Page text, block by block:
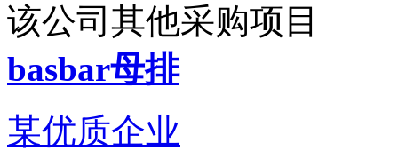
该公司其他采购项目
basbar母排
某优质企业